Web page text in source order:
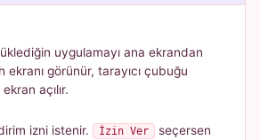
uygulamayı ana ekrandan
ekranı görünür, tarayıcı çubuğu
açılır.
izni istenir. İzin Ver
seçersen